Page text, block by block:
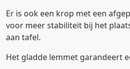
Er is ook een krop met een
voor meer stabiliteit bij het
aan tafel.
Het gladde lemmet garandeert